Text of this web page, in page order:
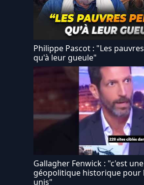
Philippe Pascot : "Les
qu'à leur gueule"
Gallagher Fenwick : "c'est
géopolitique historique pour
unis"